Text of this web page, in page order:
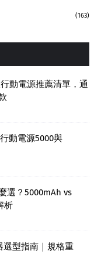
(163)
動電源推薦清單，通
動電源5000與
選？5000mAh vs
析
選型指南｜規格重